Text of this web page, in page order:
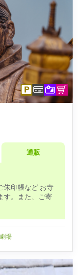
通販
朱印帳など お寺
。 ​また、ご寄
場